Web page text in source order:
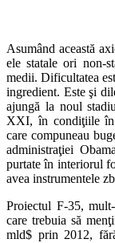
Asumând această
ele statale ori non-
medii. Dificultatea
ingredient. Este şi
ajungă la noul
XXI, în condiţiile în
care compuneau
administraţiei
purtate în interiorul
avea instrumentele
Proiectul F-35,
care trebuia să
mld$ prin 2012,